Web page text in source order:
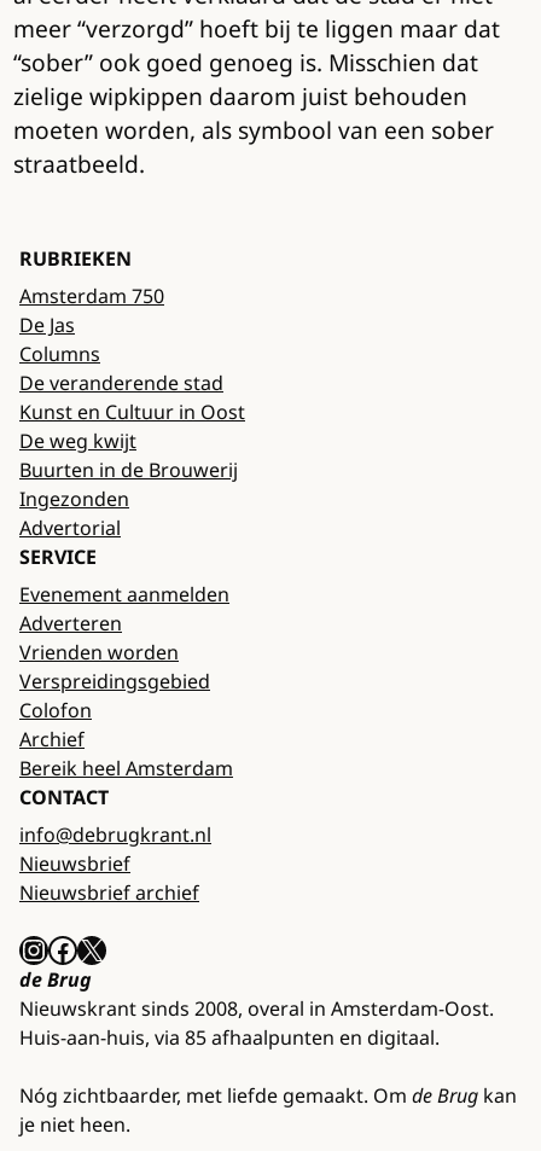
meer “verzorgd” hoeft bij te liggen maar dat
“sober” ook goed genoeg is. Misschien dat
zielige wipkippen daarom juist behouden
moeten worden, als symbool van een sober
straatbeeld.
RUBRIEKEN
Amsterdam 750
De Jas
Columns
De veranderende stad
Kunst en Cultuur in Oost
De weg kwijt
Buurten in de Brouwerij
Ingezonden
Advertorial
SERVICE
Evenement aanmelden
Adverteren
Vrienden worden
Verspreidingsgebied
Colofon
Archief
Bereik heel Amsterdam
CONTACT
info@debrugkrant.nl
Nieuwsbrief
Nieuwsbrief archief
InstagramFacebook X
de Brug
Nieuwskrant sinds 2008, overal in Amsterdam-Oost.
Huis-aan-huis, via 85 afhaalpunten en digitaal.
Nóg zichtbaarder, met liefde gemaakt. Om de Brug kan
je niet heen.